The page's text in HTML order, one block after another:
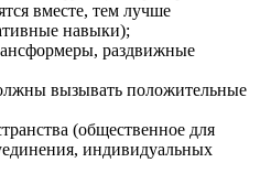
вместе, тем лучше
навыки);
раздвижные
вызывать положительные
(общественное для
индивидуальных